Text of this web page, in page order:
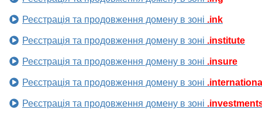
Реєстрація та продовження домену в зоні .ink
Реєстрація та продовження домену в зоні .institute
Реєстрація та продовження домену в зоні .insure
Реєстрація та продовження домену в зоні
Реєстрація та продовження домену в зоні